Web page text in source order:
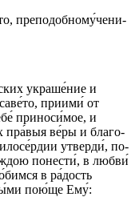
пре­по­доб­но­му́че­ни­
укра­ше́ние и
при­и­ми́ от
при­но­си́мое, и
пра́выя ве́ры и бла­го­
утвер­ди́, по­
по­не­сти́, в любви́
в ра́дость
пою́ще Ему́: